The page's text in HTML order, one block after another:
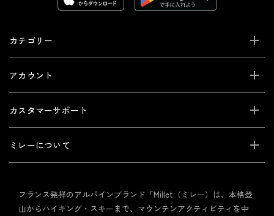
カテゴリー
アカウント
カスタマーサポート
ミレーについて
フランス発祥のアルパインブランド「Millet（ミレー）は、本格登
山からハイキング・スキーまで、マウンテンアクティビティを中